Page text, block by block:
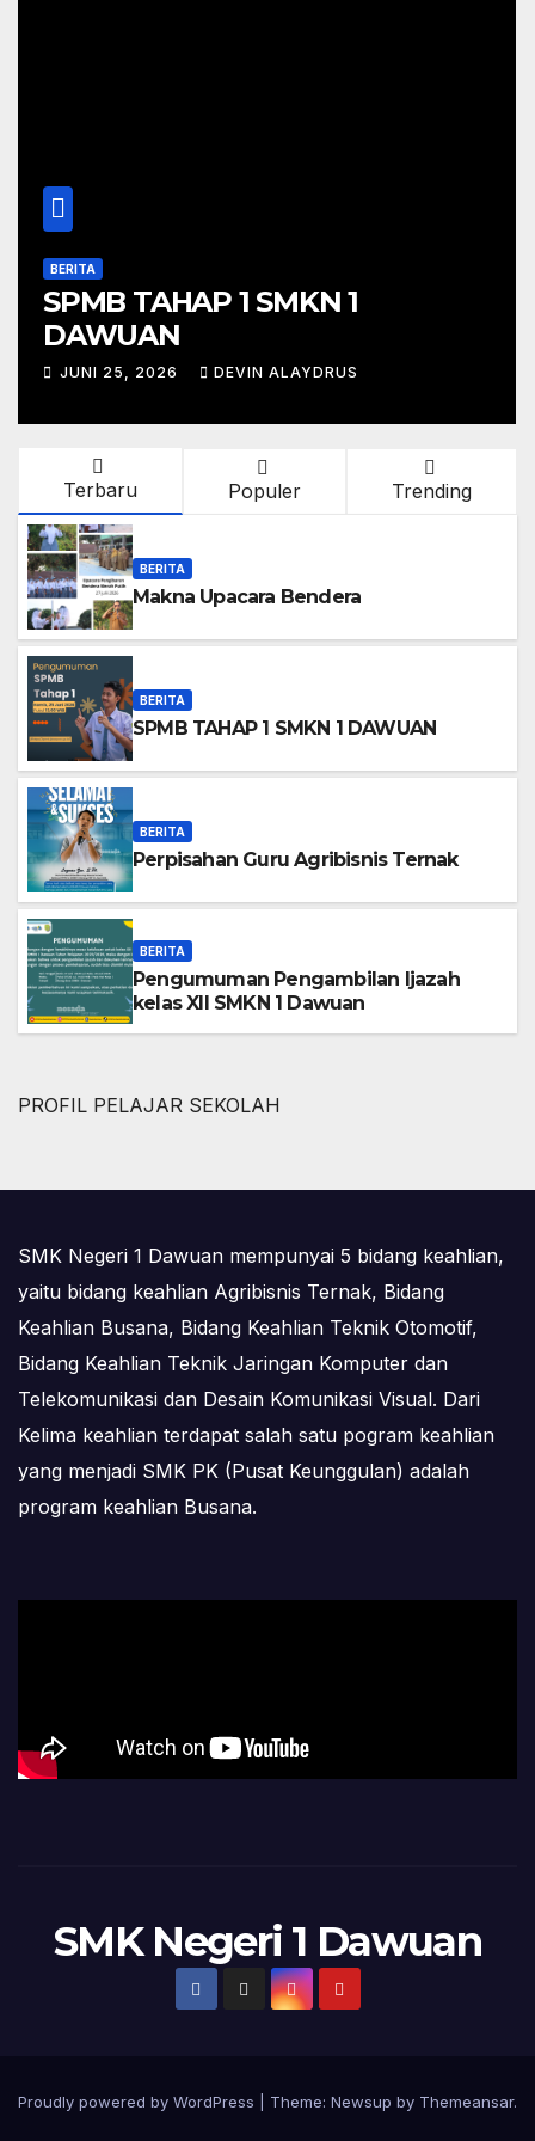
BERITA
SPMB TAHAP 1 SMKN 1
DAWUAN
JUNI 25, 2026 DEVIN ALAYDRUS
Terbaru Populer Trending
BERITA
Makna Upacara Bendera
BERITA
SPMB TAHAP 1 SMKN 1 DAWUAN
BERITA
Perpisahan Guru Agribisnis Ternak
BERITA
Pengumuman Pengambilan Ijazah
kelas XII SMKN 1 Dawuan
PROFIL PELAJAR SEKOLAH
SMK Negeri 1 Dawuan mempunyai 5 bidang keahlian,
yaitu bidang keahlian Agribisnis Ternak, Bidang
Keahlian Busana, Bidang Keahlian Teknik Otomotif,
Bidang Keahlian Teknik Jaringan Komputer dan
Telekomunikasi dan Desain Komunikasi Visual. Dari
Kelima keahlian terdapat salah satu pogram keahlian
yang menjadi SMK PK (Pusat Keunggulan) adalah
program keahlian Busana.
SMK Negeri 1 Dawuan
Proudly powered by WordPress Theme: Newsup by Themeansar.